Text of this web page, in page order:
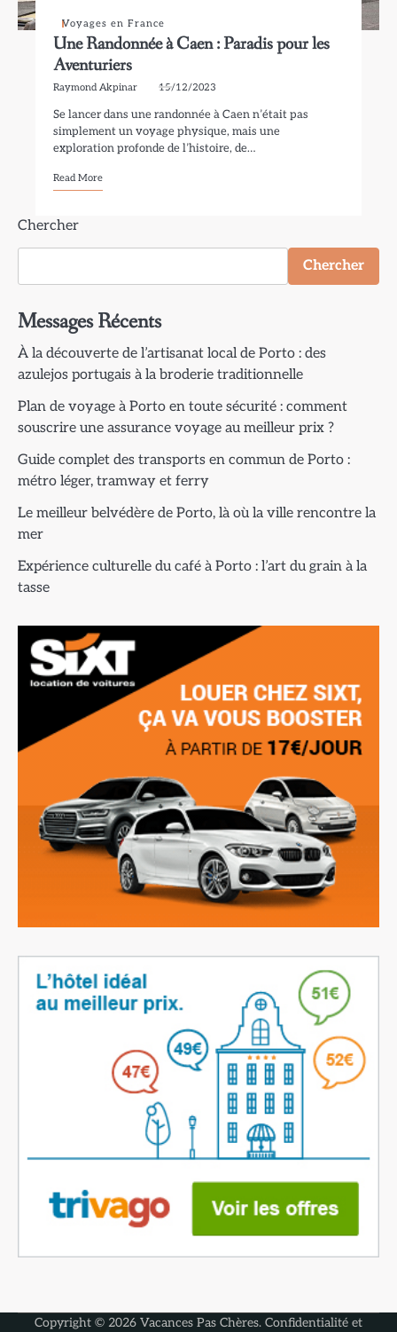
Voyages en France
Une Randonnée à Caen : Paradis pour les
Aventuriers
Raymond Akpinar 15/12/2023
Se lancer dans une randonnée à Caen n’était pas
simplement un voyage physique, mais une
exploration profonde de l’histoire, de…
Read More
Chercher
Chercher
Messages Récents
À la découverte de l’artisanat local de Porto : des
azulejos portugais à la broderie traditionnelle
Plan de voyage à Porto en toute sécurité : comment
souscrire une assurance voyage au meilleur prix ?
Guide complet des transports en commun de Porto :
métro léger, tramway et ferry
Le meilleur belvédère de Porto, là où la ville rencontre la
mer
Expérience culturelle du café à Porto : l’art du grain à la
tasse
Copyright © 2026 Vacances Pas Chères. Confidentialité et